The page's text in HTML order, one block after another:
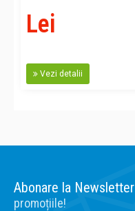
Lei
Vezi detalii
Abonare la Newsletter
promoțiile!